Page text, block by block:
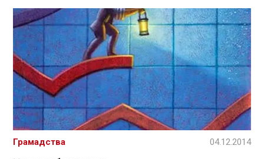
Грамадства 04.12.2014